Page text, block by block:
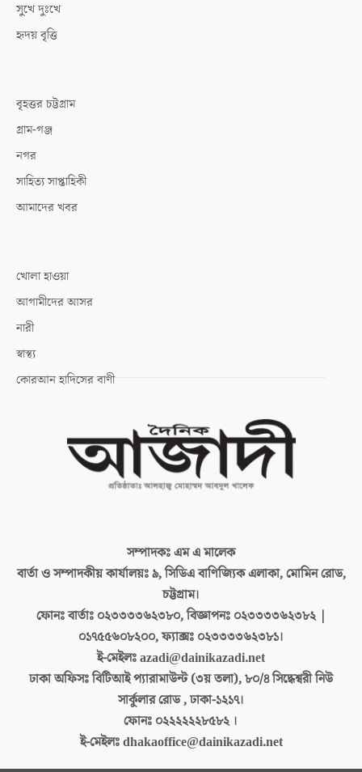
সুখে দুঃখে
হৃদয় বৃত্তি
বৃহত্তর চট্টগ্রাম
গ্রাম-গঞ্জ
নগর
সাহিত্য সাপ্তাহিকী
আমাদের খবর
খোলা হাওয়া
আগামীদের আসর
নারী
স্বাস্থ্য
কোরআন হাদিসের বাণী
সম্পাদকঃএম এ মালেক
বার্তা ও সম্পাদকীয় কার্যালয়ঃ৯, সিডিএ বাণিজ্যিক এলাকা, মোমিন রোড,
চট্টগ্রাম।
ফোনঃ বার্তাঃ ০২৩৩৩৩৬২৩৮০, বিজ্ঞাপনঃ ০২৩৩৩৩৬২৩৮২ |
০১৭৫৫৬০৮২০০, ফ্যাক্সঃ ০২৩৩৩৩৬২৩৮১।
ই-মেইলঃazadi@dainikazadi.net
ঢাকা অফিসঃবিটিআই প্যারামাউন্ট (৩য় তলা), ৮০/৪ সিদ্ধেশ্বরী নিউ
সার্কুলার রোড , ঢাকা-১২১৭।
ফোনঃ ০২২২২২২৮৫৮২ ।
ই-মেইলঃdhakaoffice@dainikazadi.net